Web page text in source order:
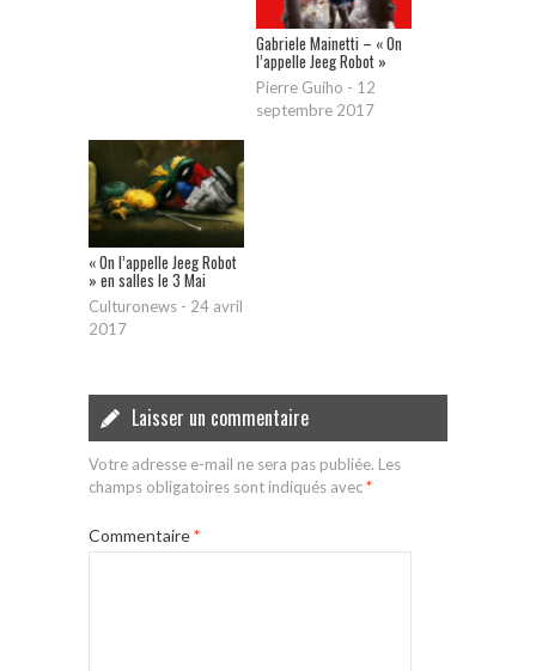
Gabriele Mainetti – « On
l’appelle Jeeg Robot »
Pierre Guiho - 12
septembre 2017
« On l’appelle Jeeg Robot
» en salles le 3 Mai
Culturonews - 24 avril
2017
Laisser un commentaire
Votre adresse e-mail ne sera pas publiée. Les
champs obligatoires sont indiqués avec*
Commentaire*